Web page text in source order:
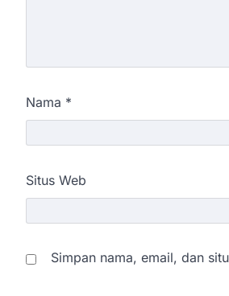
Nama *
Situs Web
Simpan nama, email, dan